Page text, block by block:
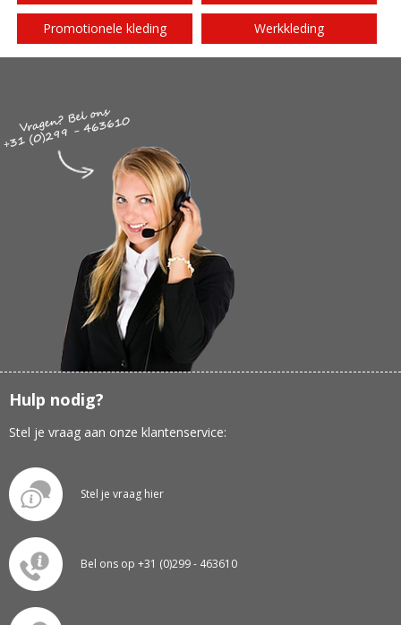
Promotionele kleding Werkkleding
Hulp nodig?
Stel je vraag aan onze klantenservice:
Stel je vraag hier
Bel ons op +31 (0)299 - 463610